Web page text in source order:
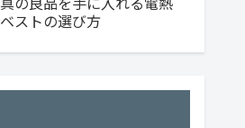
ベストの選び方